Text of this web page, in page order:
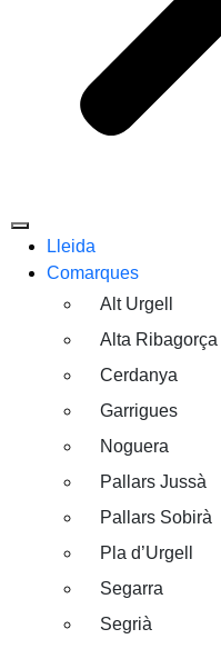
Lleida
Comarques
Alt Urgell
Alta Ribagorça
Cerdanya
Garrigues
Noguera
Pallars Jussà
Pallars Sobirà
Pla d’Urgell
Segarra
Segrià